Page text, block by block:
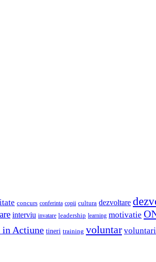
concurs conferinta copii cultura dezvoltare
interviu invatare leadership learning motivatie
in Actiune tineri training voluntar voluntari